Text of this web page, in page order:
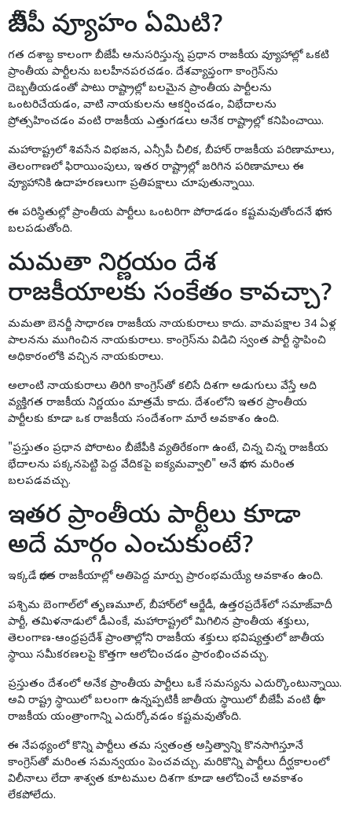
బీజేపీ వ్యూహం ఏమిటి?
గత దశాబ్ద కాలంగా బీజేపీ అనుసరిస్తున్న ప్రధాన రాజకీయ వ్యూహాల్లో ఒకటి
ప్రాంతీయ పార్టీలను బలహీనపరచడం. దేశవ్యాప్తంగా కాంగ్రెస్‌ను
దెబ్బతీయడంతో పాటు రాష్ట్రాల్లో బలమైన ప్రాంతీయ పార్టీలను
ఒంటరిచేయడం, వాటి నాయకులను ఆకర్షించడం, విభేదాలను
ప్రోత్సహించడం వంటి రాజకీయ ఎత్తుగడలు అనేక రాష్ట్రాల్లో కనిపించాయి.
మహారాష్ట్రలో శివసేన విభజన, ఎన్సీపీ చీలిక, బీహార్ రాజకీయ పరిణామాలు,
తెలంగాణలో ఫిరాయింపులు, ఇతర రాష్ట్రాల్లో జరిగిన పరిణామాలు ఈ
వ్యూహానికి ఉదాహరణలుగా ప్రతిపక్షాలు చూపుతున్నాయి.
ఈ పరిస్థితుల్లో ప్రాంతీయ పార్టీలు ఒంటరిగా పోరాడడం కష్టమవుతోందనే భావన
బలపడుతోంది.
మమతా నిర్ణయం దేశ
రాజకీయాలకు సంకేతం కావచ్చా?
మమతా బెనర్జీ సాధారణ రాజకీయ నాయకురాలు కాదు. వామపక్షాల 34 ఏళ్ల
పాలనను ముగించిన నాయకురాలు. కాంగ్రెస్‌ను విడిచి స్వంత పార్టీ స్థాపించి
అధికారంలోకి వచ్చిన నాయకురాలు.
అలాంటి నాయకురాలు తిరిగి కాంగ్రెస్‌తో కలిసే దిశగా అడుగులు వేస్తే అది
వ్యక్తిగత రాజకీయ నిర్ణయం మాత్రమే కాదు. దేశంలోని ఇతర ప్రాంతీయ
పార్టీలకు కూడా ఒక రాజకీయ సందేశంగా మారే అవకాశం ఉంది.
"ప్రస్తుతం ప్రధాన పోరాటం బీజేపీకి వ్యతిరేకంగా ఉంటే, చిన్న చిన్న రాజకీయ
భేదాలను పక్కనపెట్టి పెద్ద వేదికపై ఐక్యమవ్వాలి" అనే భావన మరింత
బలపడవచ్చు.
ఇతర ప్రాంతీయ పార్టీలు కూడా
అదే మార్గం ఎంచుకుంటే?
ఇక్కడే భారత రాజకీయాల్లో అతిపెద్ద మార్పు ప్రారంభమయ్యే అవకాశం ఉంది.
పశ్చిమ బెంగాల్‌లో తృణమూల్, బీహార్‌లో ఆర్జేడీ, ఉత్తరప్రదేశ్‌లో సమాజ్‌వాదీ
పార్టీ, తమిళనాడులో డీఎంకే, మహారాష్ట్రలో మిగిలిన ప్రాంతీయ శక్తులు,
తెలంగాణ-ఆంధ్రప్రదేశ్ ప్రాంతాల్లోని రాజకీయ శక్తులు భవిష్యత్తులో జాతీయ
స్థాయి సమీకరణలపై కొత్తగా ఆలోచించడం ప్రారంభించవచ్చు.
ప్రస్తుతం దేశంలో అనేక ప్రాంతీయ పార్టీలు ఒకే సమస్యను ఎదుర్కొంటున్నాయి.
అవి రాష్ట్ర స్థాయిలో బలంగా ఉన్నప్పటికీ జాతీయ స్థాయిలో బీజేపీ వంటి భారీ
రాజకీయ యంత్రాంగాన్ని ఎదుర్కోవడం కష్టమవుతోంది.
ఈ నేపథ్యంలో కొన్ని పార్టీలు తమ స్వతంత్ర అస్తిత్వాన్ని కొనసాగిస్తూనే
కాంగ్రెస్‌తో మరింత సమన్వయం పెంచవచ్చు. మరికొన్ని పార్టీలు దీర్ఘకాలంలో
విలీనాలు లేదా శాశ్వత కూటముల దిశగా కూడా ఆలోచించే అవకాశం
లేకపోలేదు.